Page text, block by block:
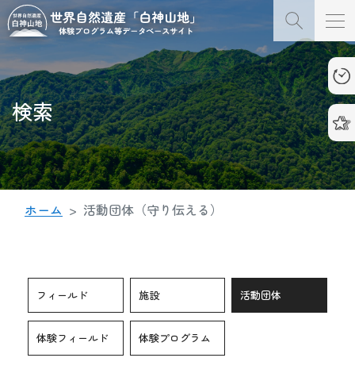
検索
ホーム 活動団体（守り伝える）
フィールド 施設 活動団体
体験フィールド 体験プログラム